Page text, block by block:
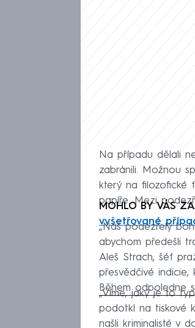
Na případu dělali
zabránili. Možnou
který na filozofické
papíře. Mezi
MOHLO BY VÁS
vyšetřované
„Náš podezřelý
abychom předešli
Aleš Strach, šéf
přesvědčivé
Během odpoledne
„Víme, jaký je to
podotkl na tiskové
našli kriminalisté v